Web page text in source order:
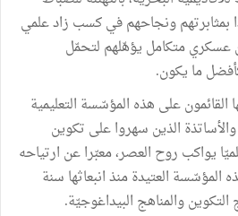
بمثابرتهم ونجاحهم في كسب زاد علمي
متكامل يؤهّلهم لتحمّل
ما يكون.
القائمون على هذه المؤسّسة التعليمية
الذين سهروا على تكوين
يواكب روح العصر، معبّرا عن ارتياحه
المؤسّسة العتيدة منذ انبعاثها سنة